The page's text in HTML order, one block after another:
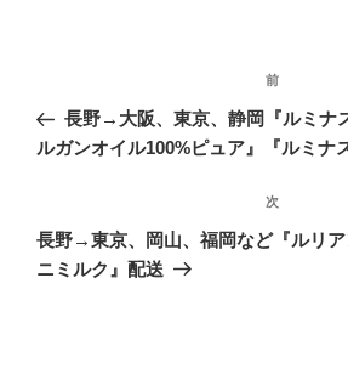
ナ
ー
シ
の
投
前
長野→大阪、東京、静岡『ルミナ
ルガンオイル100%ピュア』『ルミナ
の
投
次
長野→東京、岡山、福岡など『ルリ
ニミルク』配送